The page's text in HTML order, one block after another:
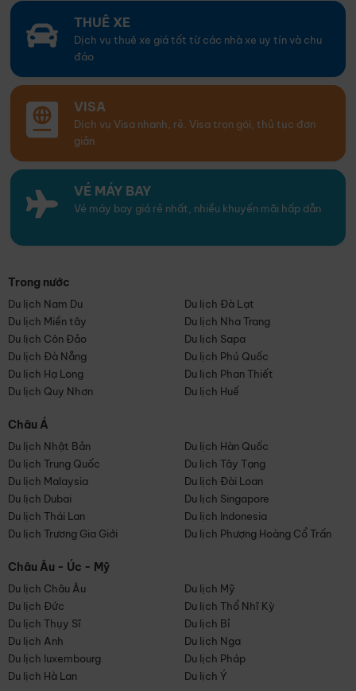
THUÊ XE
Dịch vụ thuê xe giá tốt từ các nhà xe uy tín và chu
đáo
VISA
Dịch vụ Visa nhanh, rẻ. Visa trọn gói, thủ tục đơn
giản
VÉ MÁY BAY
Vé máy bay giá rẻ nhất, nhiều khuyến mãi hấp dẫn
Trong nước
Du lịch Nam Du
Du lịch Đà Lạt
Du lịch Miền tây
Du lịch Nha Trang
Du lịch Côn Đảo
Du lịch Sapa
Du lịch Đà Nẵng
Du lịch Phú Quốc
Du lịch Hạ Long
Du lịch Phan Thiết
Du lịch Quy Nhơn
Du lịch Huế
Châu Á
Du lịch Nhật Bản
Du lịch Hàn Quốc
Du lịch Trung Quốc
Du lịch Tây Tạng
Du lịch Malaysia
Du lịch Đài Loan
Du lịch Dubai
Du lịch Singapore
Du lịch Thái Lan
Du lịch Indonesia
Du lịch Trương Gia Giới
Du lịch Phượng Hoàng Cổ Trấn
Châu Âu - Úc - Mỹ
Du lịch Châu Âu
Du lịch Mỹ
Du lịch Đức
Du lịch Thổ Nhĩ Kỳ
Du lịch Thụy Sĩ
Du lịch Bỉ
Du lịch Anh
Du lịch Nga
Du lịch luxembourg
Du lịch Pháp
Du lịch Hà Lan
Du lịch Ý